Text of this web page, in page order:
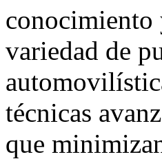
conocimiento
variedad de
técnicas
que